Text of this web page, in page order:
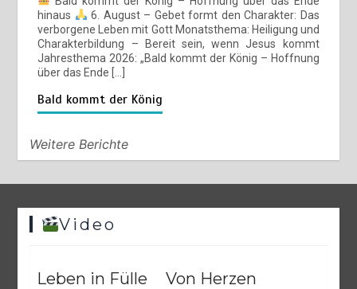
BALD KOMMT DER KÖNIG | 31.07.2026 |
31/07/2026 7 Minuten
hinaus
6. August – Gebet formt den Charakter: Das
verborgene Leben mit Gott Monatsthema: Heiligung und
Charakterbildung – Bereit sein, wenn Jesus kommt
Jahresthema 2026: „Bald kommt der König – Hoffnung
über das Ende […]
Bald kommt der König
Weitere Berichte
Video
Leben in Fülle
Von Herzen